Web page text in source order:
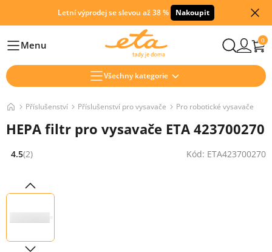
Letní výprodej se slevou až 38 % Nakoupit
HlavníMenu 0
Všechny kategorie
Příslušenství Příslušenství pro vysavače Pro robotické vysavače
HEPA filtr pro vysavače ETA 423700270
Hodnocení: 4.5 z 5 (2 recenzí)
4.5(2) Kód: ETA423700270